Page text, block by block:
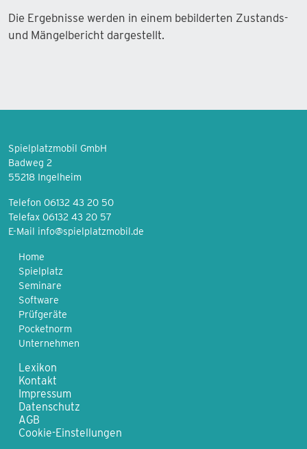
Die Ergebnisse werden in einem bebilderten Zustands-
und Mängelbericht dargestellt.
Spielplatzmobil GmbH
Badweg 2
55218 Ingelheim
Telefon 06132 43 20 50
Telefax 06132 43 20 57
E-Mail info@spielplatzmobil.de
Home
Spielplatz
Seminare
Software
Prüfgeräte
Pocketnorm
Unternehmen
Lexikon
Kontakt
Impressum
Datenschutz
AGB
Cookie-Einstellungen